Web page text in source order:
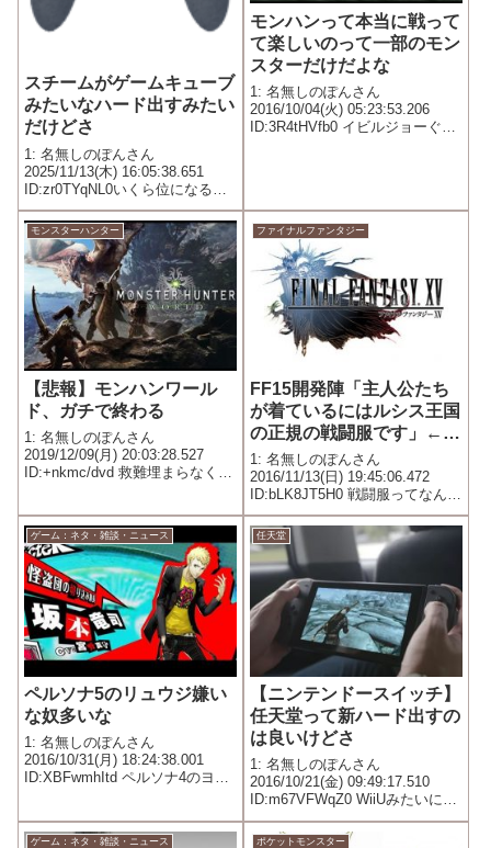
スチームがゲームキューブ
みたいなハード出すみたい
だけどさ
1: 名無しのぽんさん
2025/11/13(木) 16:05:38.651
ID:zr0TYqNL0いくら位になると
思う4万前後なら多分買う
モンハンって本当に戦って
て楽しいのって一部のモン
スターだけだよな
1: 名無しのぽんさん
2016/10/04(火) 05:23:53.206
ID:3R4tHVfb0 イビルジョーぐら
お前...
モンスターハンター
【悲報】モンハンワール
ド、ガチで終わる
1: 名無しのぽんさん
2019/12/09(月) 20:03:28.527
ID:+nkmc/dvd 救難埋まらなくて
ファイナルファンタジー
FF15開発陣「主人公たち
が着ているにはルシス王国
の正規の戦闘服です」←ｗ
ｗｗｗｗｗｗｗ
1: 名無しのぽんさん
2016/11/13(日) 19:45:06.472
ID:bLK8JT5H0 戦闘服ってなんだ
っけ？
ゲーム：ネタ・雑談・ニュース
ペルソナ5のリュウジ嫌い
な奴多いな
1: 名無しのぽんさん
2016/10/31(月) 18:24:38.001
ID:XBFwmhItd ペルソナ4のヨウ
任天堂
【ニンテンドースイッチ】
任天堂って新ハード出すの
は良いけどさ
1: 名無しのぽんさん
2016/10/21(金) 09:49:17.510
ID:m67VFWqZ0 WiiUみたいにゲ
ームは出さないんじゃないかと
思うともう怖くて買えんわ
ゲーム：ネタ・雑談・ニュース ポケットモンスター